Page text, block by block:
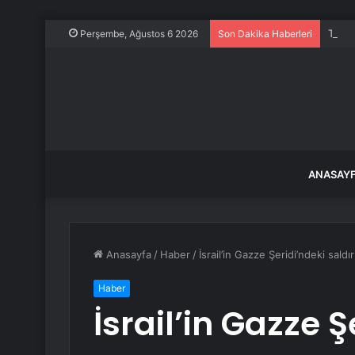
Perşembe, Ağustos 6 2026 Son Dakika Haberleri TÜİK
Anasayfa / Haber / İsrail’in Gazze Şeridi’ndeki
Haber
İsrail’in Gazze